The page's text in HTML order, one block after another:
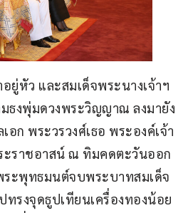
ยู่หัว และสมเด็จพระนางเจ้าฯ
ธงพุ่มดวงพระวิญญาณ ลงมายัง
ก พระวรวงศ์เธอ พระองค์เจ้า
ะราชอาสน์ ณ ทิมคดตะวันออก
ะพุทธมนต์จบพระบาทสมเด็จ
ทรงจุดธูปเทียนเครื่องทองน้อย